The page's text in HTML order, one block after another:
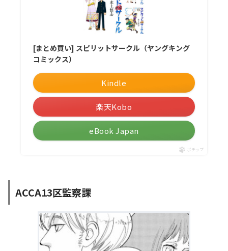
[まとめ買い] スピリットサークル（ヤングキング
コミックス）
Kindle
楽天Kobo
eBook Japan
ポチップ
ACCA13区監察課